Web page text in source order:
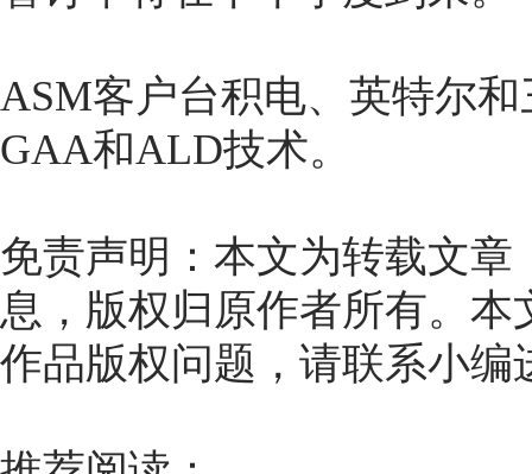
ASM客户台积电、英特尔
GAA和ALD技术。
免责声明：本文为转载文
息，版权归原作者所有。
作品版权问题，请联系小编